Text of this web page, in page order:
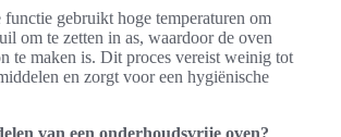
gebruikt hoge temperaturen om
om te zetten in as, waardoor de oven
te maken is. Dit proces vereist weinig tot
en zorgt voor een hygiënische
van een onderhoudsvrije oven?